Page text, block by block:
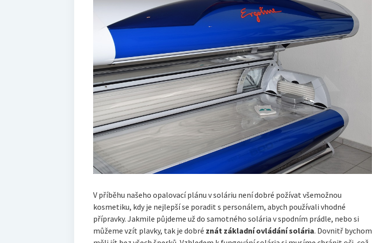
V příběhu našeho opalovací plánu v soláriu není dobré požívat všemožnou
kosmetiku, kdy je nejlepší se poradit s personálem, abych používali vhodné
přípravky. Jakmile půjdeme už do samotného solária v spodním prádle, nebo si
můžeme vzít plavky, tak je dobré znát základní ovládání solária. Dovnitř bychom